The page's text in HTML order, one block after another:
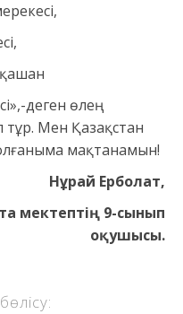
деген өлең
Мен Қазақстан
мақтанамын!
Нұрай Ерболат,
мектептің 9-сынып
оқушысы.